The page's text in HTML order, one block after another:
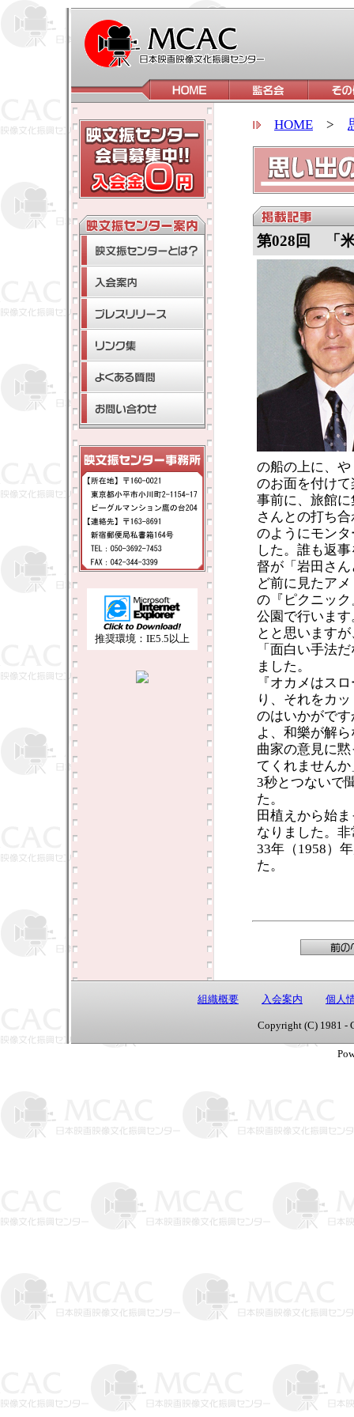
推奨環境：IE5.5以上
HOME >
第028回 「
の船の上に、
のお面を付け
事前に、旅館
さんとの打ち
のようにモン
した。誰も返
督が「岩田さ
ど前に見たア
の『ピクニッ
公園で行いま
とと思います
「面白い手法
ました。
『オカメはス
り、それをカ
のはいかがで
よ、和樂が解
曲家の意見に
てくれません
3秒とつないで
た。
田植えから始
なりました。
33年（1958）
た。
組織概要 入会案内 個人
Copyright (C) 1981 -